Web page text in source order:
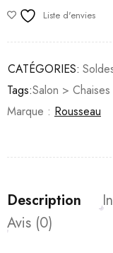
Liste d'envies
CATÉGORIES:
Tags:Salon >
Marque : Rousseau
Description
Avis (0)